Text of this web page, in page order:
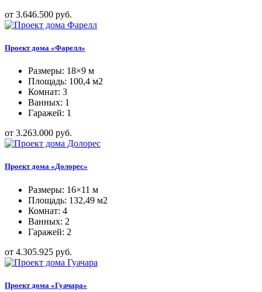
от 3.646.500 руб.
Проект дома «Фарелл»
Размеры: 18×9 м
Площадь: 100,4 м2
Комнат: 3
Ванных: 1
Гаражей: 1
от 3.263.000 руб.
Проект дома «Долорес»
Размеры: 16×11 м
Площадь: 132,49 м2
Комнат: 4
Ванных: 2
Гаражей: 2
от 4.305.925 руб.
Проект дома «Гуачара»